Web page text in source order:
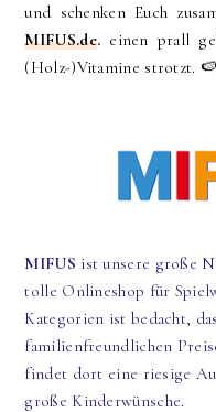
und schenken Euch
MIFUS.de. einen prall
(Holz-)Vitamine strotzt.
MIFUS ist unsere große
tolle Onlineshop für
Kategorien ist bedacht,
familienfreundlichen
findet dort eine riesige
große Kinderwünsche.